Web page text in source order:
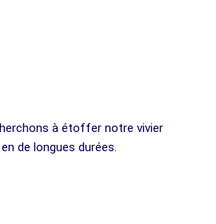
à étoffer notre vivier
de longues durées.